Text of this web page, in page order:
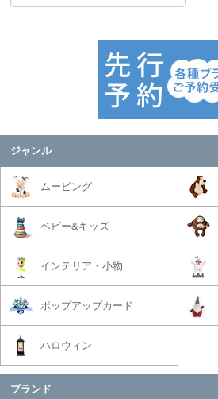
お願いいたします。
ジャンル
ムービング
ベビー&キッズ
インテリア・小物
ポップアップカード
ハロウィン
ブランド